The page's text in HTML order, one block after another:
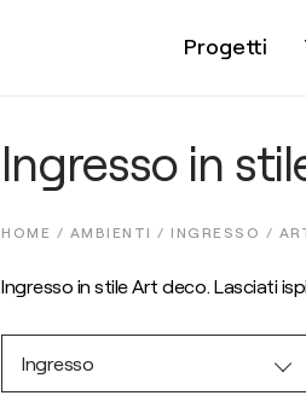
Progetti
Ingresso in
HOME / AMBIENTI / INGRESSO /
Ingresso in stile Art deco. Lasciati
Ingresso